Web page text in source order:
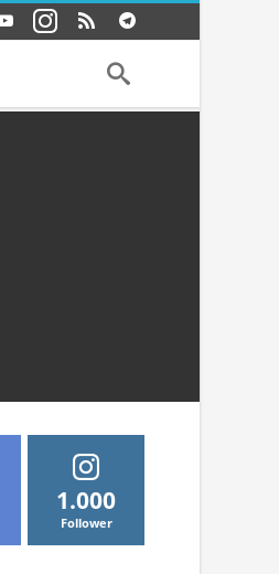
1.000
Follower